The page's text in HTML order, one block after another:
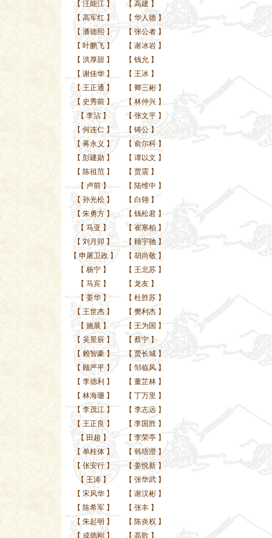
【 汪能江】 【 高建 】
【 高军红 】 【 华人德 】
【 潘德熙】 【 张公者 】
【 叶鹏飞】 【 谢冰岩 】
【 洪厚甜】 【 钱允 】
【 谢佳华】 【 王冰 】
【 王正通 】 【 卿三彬 】
【 史秀前】 【 林仲兴 】
【 李沾】 【 张文平 】
【 何连仁】 【 铸公 】
【 蒋永义 】 【 俞尔科 】
【 彭建勋】 【 谭以文 】
【 陈祖范】 【 贾震 】
【 卢前】 【 陆维中 】
【 孙光松】 【 白翎 】
【 朱勇方】 【 钱松君 】
【 马亚 】 【 崔寒柏 】
【 刘月卯 】 【 顾宇驰 】
【 申屠卫政】 【 胡尚敬 】
【 杨宁】 【 王北苏 】
【 马宾】 【 龙友 】
【 姜华】 【 杜胜苏 】
【 王世杰】 【 樊利杰 】
【 施展 】 【 王为国 】
【 吴景辰 】 【 蔡宁 】
【 赖智豪】 【 贾长城 】
【 顾严平】 【 邹临风 】
【 李德利 】 【 董芷林 】
【 林海珊】 【 丁万里 】
【 李茂江】 【 李志远 】
【 王正良 】 【 李国胜 】
【 田超 】 【 李荣亭 】
【 单桂体】 【 韩培澄 】
【 张安行】 【 姜悦新 】
【 王涛】 【 张华武 】
【 宋风华】 【 谢汉彬 】
【 陈希军】 【 张丰 】
【 朱起明 】 【 陈炎权 】
【 成德刚 】 【 高歌 】